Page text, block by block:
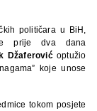
političara u BiH,
prije dva dana
Džaferovićoptužio
koje unose
tokom posjete